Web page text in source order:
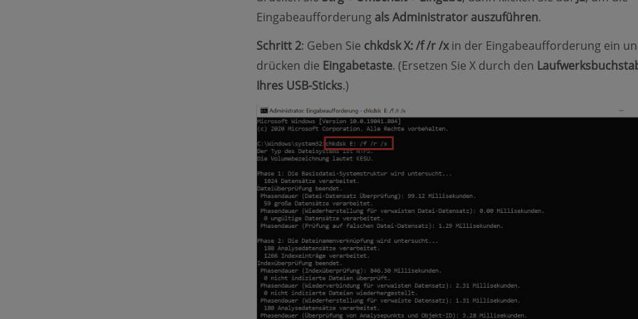
Eingabeaufforderung als Administrator auszuführen.
Schritt 2: Geben Sie chkdsk X: /f /r /xin der Eingabeaufforderung ein
drücken die Eingabetaste. (Ersetzen Sie X durch den
Ihres USB-Sticks.)